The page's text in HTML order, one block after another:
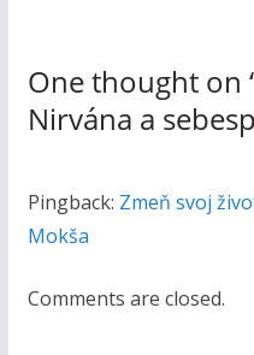
One thought on
Nirvána a
Pingback: Zmeň svoj
Mokša
Comments are closed.